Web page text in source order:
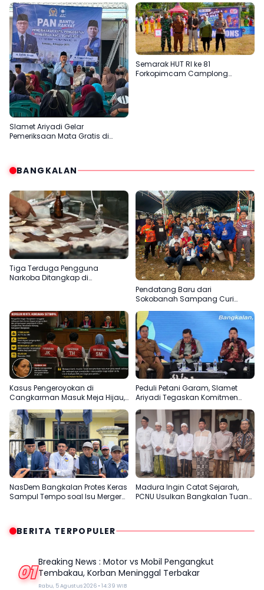
Slamet Ariyadi Gelar
Pemeriksaan Mata Gratis di
Semarak HUT RI ke 81
Forkopimcam Camplong
BANGKALAN
Tiga Terduga Pengguna
Narkoba Ditangkap di
Pendatang Baru dari
Sokobanah Sampang Curi
Bangkalan, Super Marcoet Juara
1 Galatama
Kasus Pengeroyokan di
Cangkarman Masuk Meja Hijau,
Setimpal
Peduli Petani Garam, Slamet
Ariyadi Tegaskan Komitmen
Masyarakat Madura
NasDem Bangkalan Protes Keras
Sampul Tempo soal Isu Merger
Madura Ingin Catat Sejarah,
PCNU Usulkan Bangkalan Tuan
BERITA TERPOPULER
01 Breaking News : Motor vs Mobil Pengangkut
Tembakau, Korban Meninggal Terbakar
Rabu, 5 Agustus 2026 • 14:39 WIB